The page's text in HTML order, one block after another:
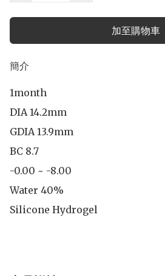
加至購物車
簡介
1month
DIA 14.2mm
GDIA 13.9mm
BC 8.7
-0.00 ~ -8.00
Water 40%
Silicone Hydrogel